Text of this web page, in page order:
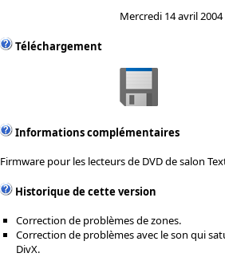
Mercredi 14 avril 2004
Téléchargement
Informations complémentaires
Firmware pour les lecteurs de DVD de salon
Historique de cette version
Correction de problèmes de zones.
Correction de problèmes avec le son qui
DivX.